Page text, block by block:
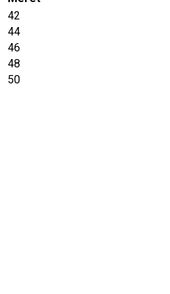
42
44
46
48
50